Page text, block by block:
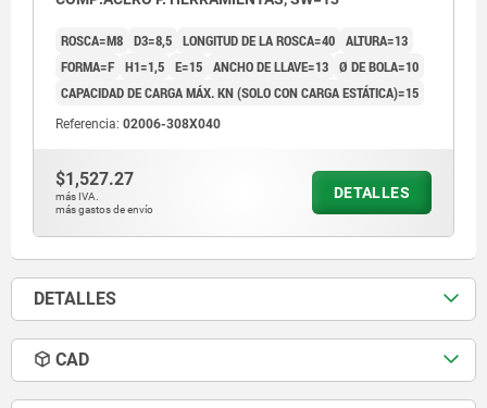
ROSCA=M8 D3=8,5 LONGITUD DE LA ROSCA=40 ALTURA=13
FORMA=F H1=1,5 E=15 ANCHO DE LLAVE=13 Ø DE BOLA=10
CAPACIDAD DE CARGA MÁX. KN (SOLO CON CARGA ESTÁTICA)=15
Referencia: 02006-308X040
$1,527.27
más IVA.
más gastos de envío
DETALLES
DETALLES
CAD